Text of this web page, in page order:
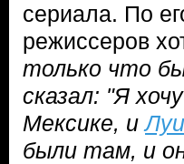
сериала. По
режиссеров
только что
сказал: "Я
Мексике, и
были там, и